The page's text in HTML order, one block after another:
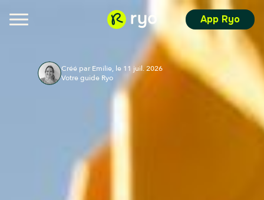
App Ryo
Créé par Emilie, le 11 juil. 2026
Votre guide Ryo